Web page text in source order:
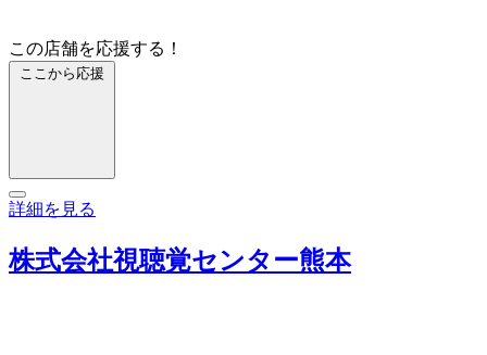
この店舗を応援する！
ここから応援
詳細を見る
株式会社視聴覚センター熊本